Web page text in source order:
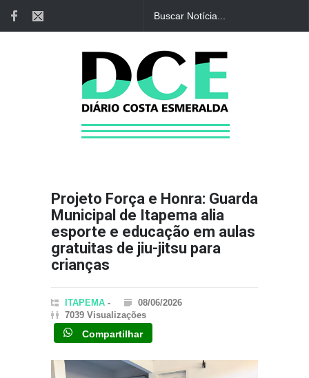
Projeto Força e Honra: Guarda
Municipal de Itapema alia
esporte e educação em aulas
gratuitas de jiu-jitsu para
crianças
ITAPEMA -
08/06/2026
7039 Visualizações
Compartilhar